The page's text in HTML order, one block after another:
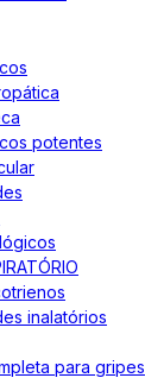
potentes
inalatórios
para gripes